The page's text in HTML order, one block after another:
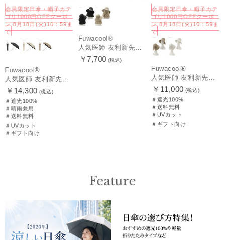
会員限定日傘・帽子カテ
ゴリ1000円OFFクーポ
ン 8月18日(火)10：59ま
で
Fuwacool®
￥14,300 (税込)
＃遮光100%
＃晴雨兼用
＃送料無料
＃UVカット
＃ギフト向け
Fuwacool®
￥7,700 (税込)
会員限定日傘・帽子カテ
ゴリ1000円OFFクーポ
ン 8月18日(火)10：59ま
で
Fuwacool®
￥11,000 (税込)
＃遮光100%
＃送料無料
＃UVカット
＃ギフト向け
Feature